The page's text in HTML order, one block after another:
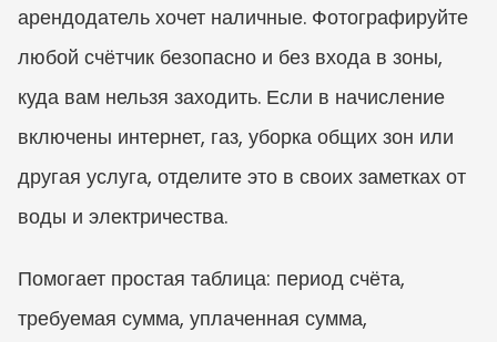
арендодатель хочет наличные. Фотографируйте
любой счётчик безопасно и без входа в зоны,
куда вам нельзя заходить. Если в начисление
включены интернет, газ, уборка общих зон или
другая услуга, отделите это в своих заметках от
воды и электричества.
Помогает простая таблица: период счёта,
требуемая сумма, уплаченная сумма,